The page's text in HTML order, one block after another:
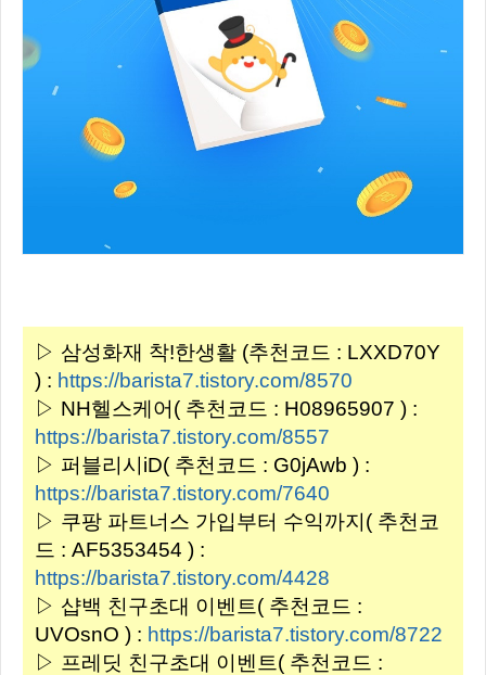
▷ 삼성화재 착!한생활 (추천코드 : LXXD70Y
) : https://barista7.tistory.com/8570
▷ NH헬스케어( 추천코드 : H08965907 ) :
https://barista7.tistory.com/8557
▷ 퍼블리시iD( 추천코드 : G0jAwb ) :
https://barista7.tistory.com/7640
▷ 쿠팡 파트너스 가입부터 수익까지( 추천코
드 : AF5353454 ) :
https://barista7.tistory.com/4428
▷ 샵백 친구초대 이벤트( 추천코드 :
UVOsnO ) : https://barista7.tistory.com/8722
▷ 프레딧 친구초대 이벤트( 추천코드 :